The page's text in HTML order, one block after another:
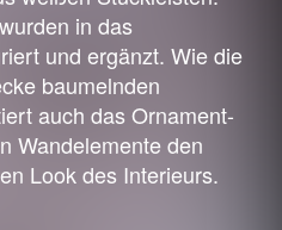
in das
und ergänzt. Wie die
baumelnden
auch das Ornament-
Wandelemente den
Look des Interieurs.